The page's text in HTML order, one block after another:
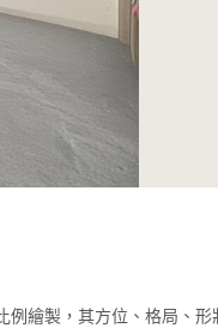
例繪製，其方位、格局、形